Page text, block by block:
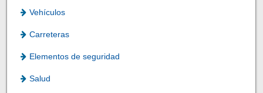
Vehículos
Carreteras
Elementos de seguridad
Salud